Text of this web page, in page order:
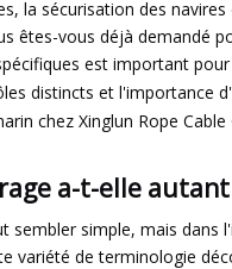
la sécurisation des
êtes-vous déjà demandé
est important
distincts et l'importance
chez Xinglun Rope
a-t-elle autant
sembler simple, mais
variété de terminologie